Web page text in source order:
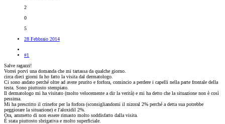
2
0
5
28 Febbraio 2014
#1
Salve ragazzi!
Vorrei porvi una domanda che mi tartassa da qualche giorno.
circa dieci giorni fa ho fatto la visita dal dermatologo.
Ci sono andato perché oltre ad avere prurito e forfora, comincio a perdere i capelli nella parte frontale della
testa. Sono piuttosto stempiato.
Il dermatologo mi ha visitato (molto velocemente a dir la verità) e mi ha detto che la situazione non è così
pessima.
Mi ha prescritto il crinefor per la forfora (sconsigliandomi il nizoral 2% perché a detta sua potrebbe
peggiorare la situazione) e l'aloxidil 2%.
Ora, ammetto di non essere rimasto molto soddisfatto dalla visita.
È stata piuttosto sbrigativa e molto superficiale.